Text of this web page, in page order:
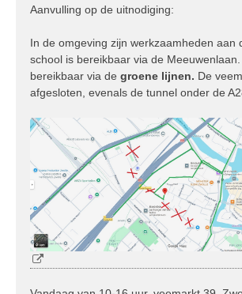
i
h
Aanvulling op de uitnodiging:
In de omgeving zijn werkzaamheden aan
school is bereikbaar via de Meeuwenlaan.
bereikbaar via de groene lijnen. De
afgesloten, evenals de tunnel onder de